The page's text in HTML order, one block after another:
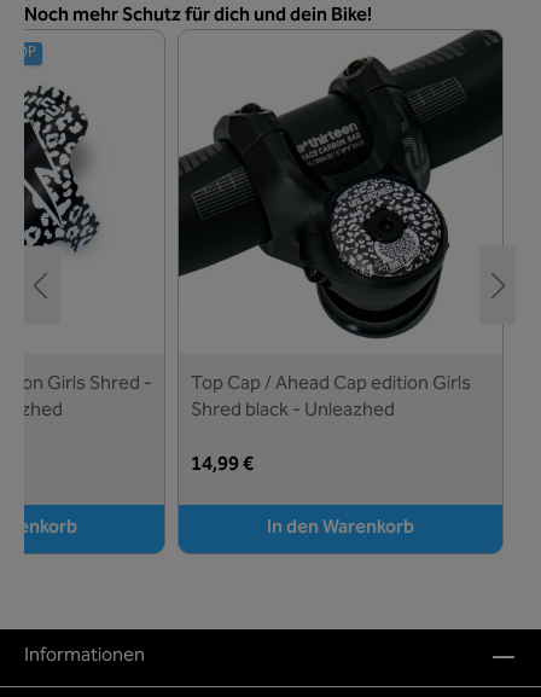
Produktgalerie überspringen
Noch mehr Schutz für dich und dein Bike!
Girls Shred -
Top Cap / Ahead Cap edition Girls
Shred black - Unleazhed
14,99 €
In den Warenkorb
Informationen